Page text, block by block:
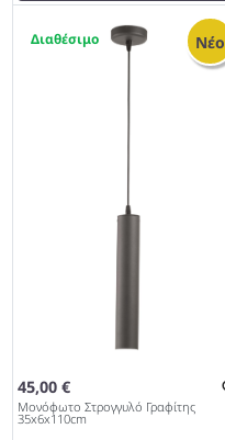
62,00 €
testFalse
Μαύρο/Ανθρακί
Νέο
45,00 €
Μονόφωτο Στρογγυλό Γραφίτης
35x6x110cm